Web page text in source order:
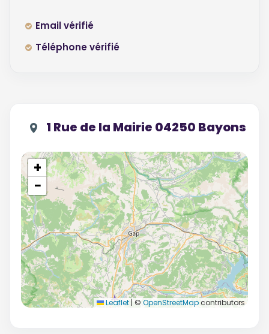
Email vérifié
Téléphone vérifié
1 Rue de la Mairie 04250 Bayons
+
−
Leaflet | © OpenStreetMapcontributors